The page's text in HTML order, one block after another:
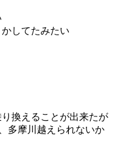
してたみたい
換えることが出来たが
多摩川越えられないか